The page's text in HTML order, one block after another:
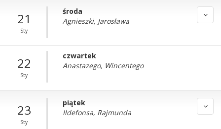
21
Sty
środa
Agnieszki, Jarosława
22
Sty
czwartek
Anastazego, Wincentego
23
Sty
piątek
Ildefonsa, Rajmunda